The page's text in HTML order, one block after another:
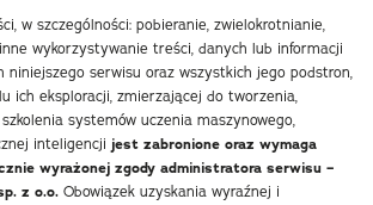
w szczególności: pobieranie, zwielokrotnianie,
wykorzystywanie treści, danych lub informacji
niniejszego serwisu oraz wszystkich jego podstron,
ich eksploracji, zmierzającej do tworzenia,
systemów uczenia maszynowego,
inteligencji jest zabronione oraz wymaga
wyrażonej zgody administratora serwisu –
z o.o. Obowiązek uzyskania wyraźnej i